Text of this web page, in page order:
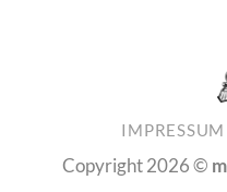
IMPRESSUM
Copyright 2026 ©